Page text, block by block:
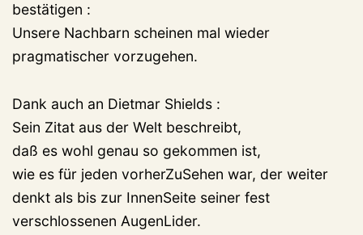
bestätigen :
Unsere Nachbarn scheinen mal wieder
pragmatischer vorzugehen.
Dank auch an Dietmar Shields :
Sein Zitat aus der Welt beschreibt,
daß es wohl genau so gekommen ist,
wie es für jeden vorherZuSehen war, der weiter
denkt als bis zur InnenSeite seiner fest
verschlossenen AugenLider.